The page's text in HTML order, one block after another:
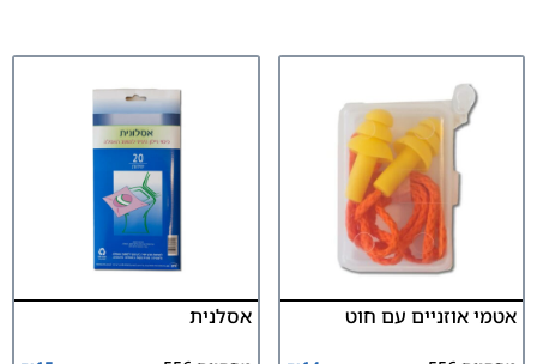
אטמי אוזניים עם חוט אסלנית